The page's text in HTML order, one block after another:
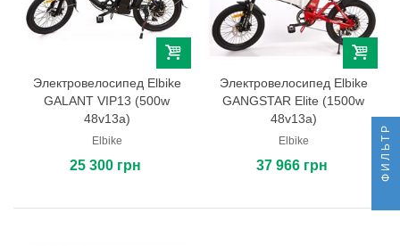
Электровелосипед Elbike
GALANT VIP13 (500w
48v13a)
Elbike
25 300 грн
Электровелосипед Elbike
GANGSTAR Elite (1500w
48v13a)
Elbike
37 966 грн ФИЛЬТР